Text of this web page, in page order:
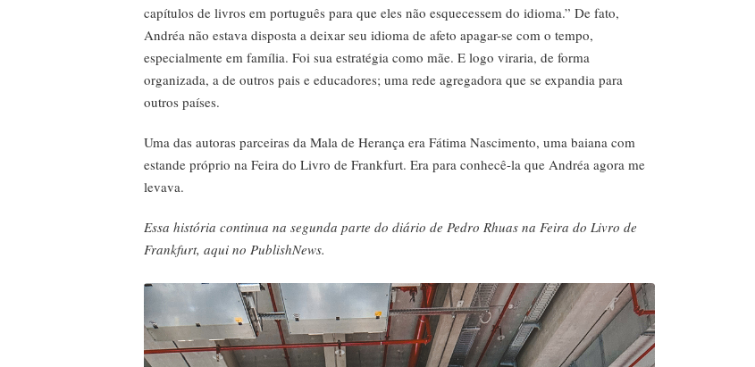
capítulos de livros em português para que eles não esquecessem do idioma.” De fato,
Andréa não estava disposta a deixar seu idioma de afeto apagar-se com o tempo,
especialmente em família. Foi sua estratégia como mãe. E logo viraria, de forma
organizada, a de outros pais e educadores; uma rede agregadora que se expandia para
outros países.
Uma das autoras parceiras da Mala de Herança era Fátima Nascimento, uma baiana com
estande próprio na Feira do Livro de Frankfurt. Era para conhecê-la que Andréa agora me
levava.
Essa história continua na segunda parte do diário de Pedro Rhuas na Feira do Livro de
Frankfurt, aqui no PublishNews.